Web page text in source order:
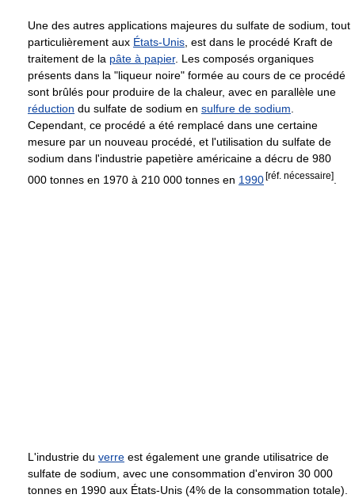
Une des autres applications majeures du sulfate de sodium, tout
particulièrement aux États-Unis , est dans le procédé Kraft de
traitement de la pâte à papier. Les composés organiques
présents dans la "liqueur noire" formée au cours de ce procédé
sont brûlés pour produire de la chaleur, avec en parallèle une
réduction du sulfate de sodium en sulfure de sodium
Cependant, ce procédé a été remplacé dans une certaine
mesure par un nouveau procédé, et l'utilisation du sulfate de
sodium dans l'industrie papetière américaine a décru de 980
000 tonnes en 1970 à 210 000 tonnes en 1990[réf. nécessaire]
L'industrie du verre est également une grande utilisatrice de
sulfate de sodium, avec une consommation d'environ 30 000
tonnes en 1990 aux États-Unis (4% de la consommation totale).